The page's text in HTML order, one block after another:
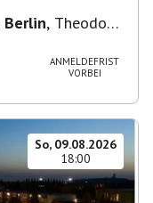
Berlin, Theodor-
ANMELDEFRIST
VORBEI
So, 09.08.2026
18:00